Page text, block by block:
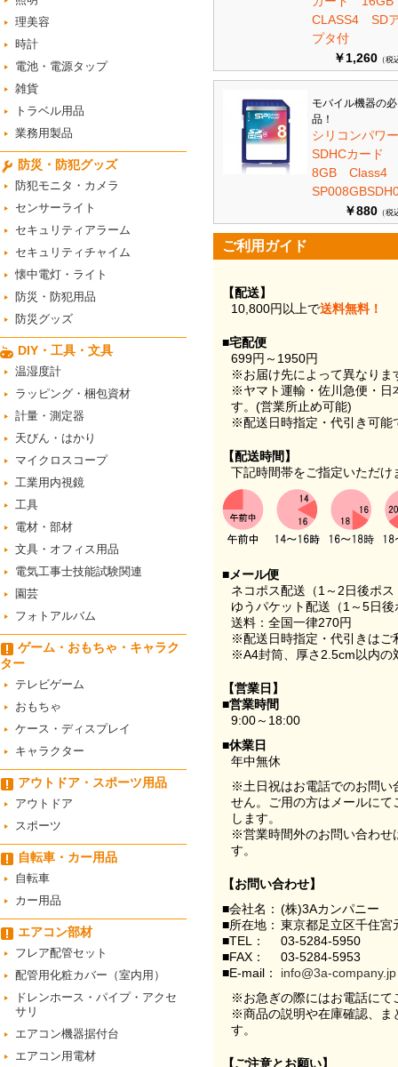
理美容
時計
電池・電源タップ
雑貨
トラベル用品
業務用製品
防災・防犯グッズ
防犯モニタ・カメラ
センサーライト
セキュリティアラーム
セキュリティチャイム
懐中電灯・ライト
防災・防犯用品
防災グッズ
DIY・工具・文具
温湿度計
ラッピング・梱包資材
計量・測定器
天びん・はかり
マイクロスコープ
工業用内視鏡
工具
電材・部材
文具・オフィス用品
電気工事士技能試験関連
園芸
フォトアルバム
ゲーム・おもちゃ・キャラク
ター
テレビゲーム
おもちゃ
ケース・ディスプレイ
キャラクター
アウトドア・スポーツ用品
アウトドア
スポーツ
自転車・カー用品
自転車
カー用品
エアコン部材
フレア配管セット
配管用化粧カバー（室内用）
ドレンホース・パイプ・アクセ
サリ
エアコン機器据付台
エアコン用電材
CLASS4 SD
プタ付
￥1,260 （税
モバイル機器の
品！
シリコンパ
SDHCカード
8GB
￥880 （税
ご利用ガイド
【配送】
10,800円以上で送料無料！
■宅配便
699円～1950円
※お届け先によって異なりま
※ヤマト運輸・佐川急便・日
す。(営業所止め可能)
※配送日時指定・代引き可能
【配送時間】
下記時間帯をご指定いただけ
■メール便
ネコポス配送（1～2日後ポ
ゆうパケット配送（1～5日
送料：全国一律270円
※配送日時指定・代引きはご
※A4封筒、厚さ2.5cm以内の
【営業日】
■営業時間
9:00～18:00
■休業日
年中無休
※土日祝はお電話でのお問い
せん。ご用の方はメールに
します。
※営業時間外のお問い合わせ
す。
【お問い合わせ】
■会社名： (株)3Aカンパニー
■所在地： 東京都足立区千住
■TEL：
03-5284-5950
■FAX：
03-5284-5953
■E-mail：
info@3a-company.jp
※お急ぎの際にはお電話にて
※商品の説明や在庫確認、ま
す。
【ご注意とお願い】